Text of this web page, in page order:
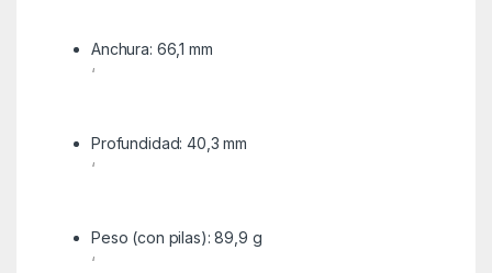
Anchura: 66,1 mm
‘
Profundidad: 40,3 mm
‘
Peso (con pilas): 89,9 g
‘